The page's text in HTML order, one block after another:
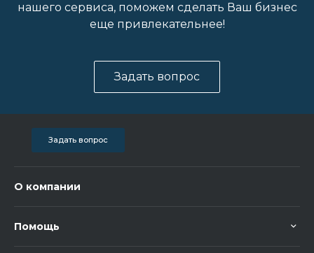
нашего сервиса, поможем сделать Ваш бизнес
еще привлекательнее!
Задать вопрос
Задать вопрос
О компании
Помощь